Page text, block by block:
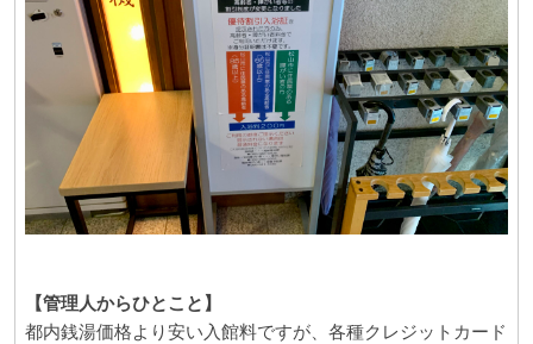
【管理人からひとこと】
都内銭湯価格より安い入館料ですが、各種クレジットカード